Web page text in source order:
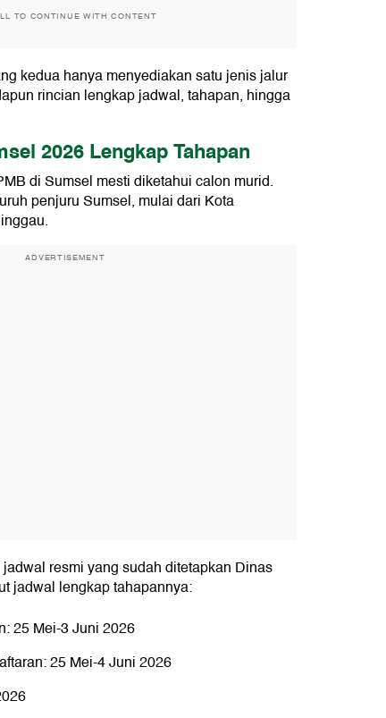
TO CONTINUE WITH CONTENT
kedua hanya menyediakan satu jenis jalur
rincian lengkap jadwal, tahapan, hingga
2026 Lengkap Tahapan
di Sumsel mesti diketahui calon murid.
penjuru Sumsel, mulai dari Kota
ADVERTISEMENT
resmi yang sudah ditetapkan Dinas
jadwal lengkap tahapannya:
25 Mei-3 Juni 2026
25 Mei-4 Juni 2026